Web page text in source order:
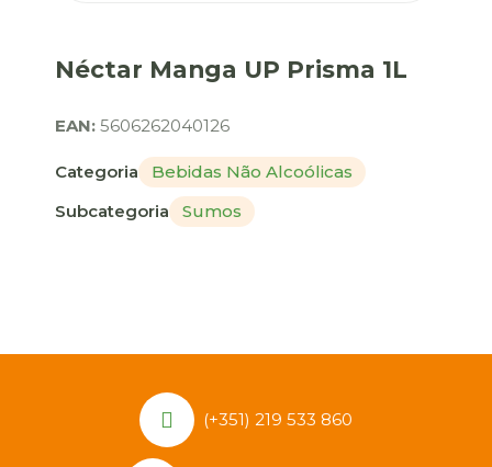
Néctar Manga UP Prisma 1L
EAN: 5606262040126
Categoria
Bebidas Não Alcoólicas
Subcategoria
Sumos
(+351) 219 533 860